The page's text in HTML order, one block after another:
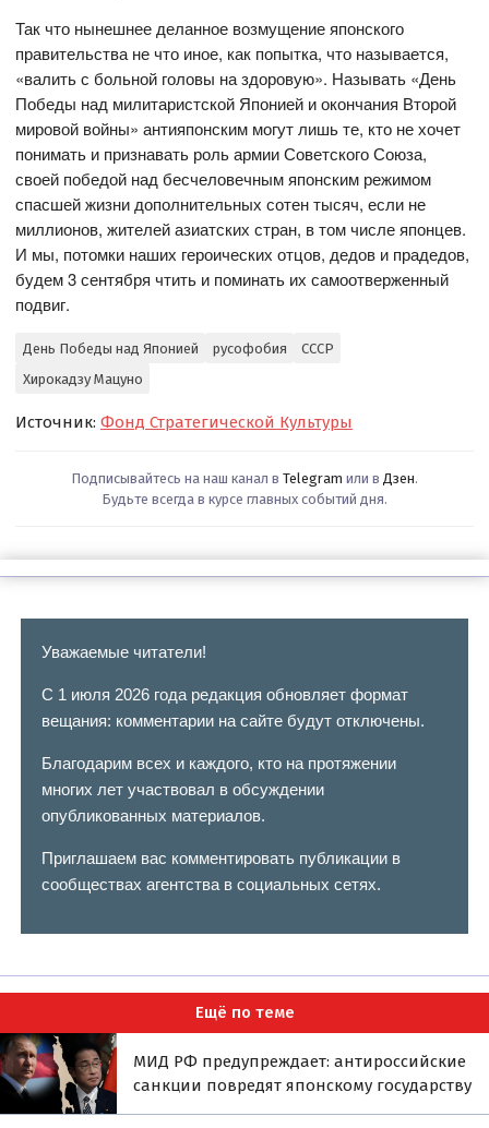
Так что нынешнее деланное возмущение японского
правительства не что иное, как попытка, что называется,
«валить с больной головы на здоровую». Называть «День
Победы над милитаристской Японией и окончания Второй
мировой войны» антияпонским могут лишь те, кто не хочет
понимать и признавать роль армии Советского Союза,
своей победой над бесчеловечным японским режимом
спасшей жизни дополнительных сотен тысяч, если не
миллионов, жителей азиатских стран, в том числе японцев.
И мы, потомки наших героических отцов, дедов и прадедов,
будем 3 сентября чтить и поминать их самоотверженный
подвиг.
День Победы над Японией русофобия
СССР
Хирокадзу Мацуно
Источник:Фонд Стратегической Культуры
Подписывайтесь на наш канал в Telegram или в Дзен.
Будьте всегда в курсе главных событий дня.
Уважаемые читатели!
С 1 июля 2026 года редакция обновляет формат
вещания: комментарии на сайте будут отключены.
Благодарим всех и каждого, кто на протяжении
многих лет участвовал в обсуждении
опубликованных материалов.
Приглашаем вас комментировать публикации в
сообществах агентства в социальных сетях.
Ещё по теме
МИД РФ предупреждает: антироссийские
санкции повредят японскому государству